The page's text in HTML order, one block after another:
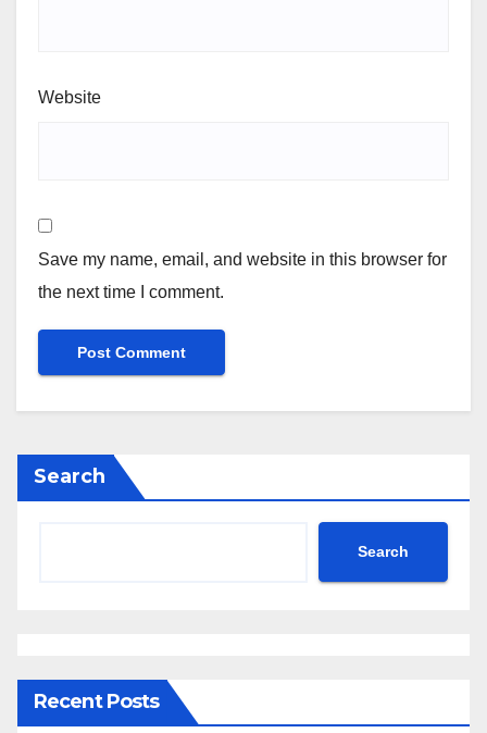
Website
Save my name, email, and website in this browser for
the next time I comment.
Search
Search
Recent Posts